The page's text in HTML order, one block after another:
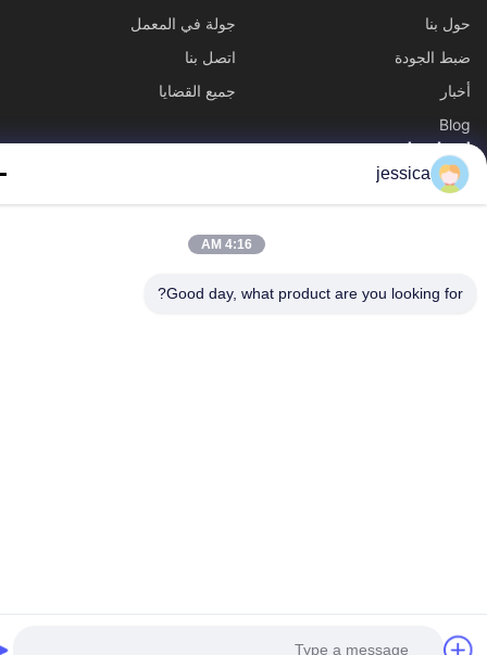
بنا
جولة في المعمل
الجودة
اتصل بنا
جميع القضايا
بنا
Yin-86-13309215766
zhongcheng@metalsstainlesssteel.com
jessica
4:16 AM
Good day, what product are you looking